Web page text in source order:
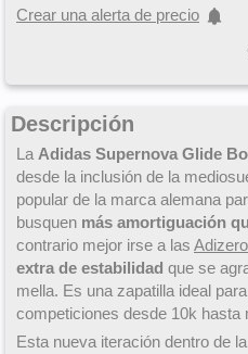
Crear una alerta de precio
Descripción
La Adidas Supernova Glide
desde la inclusión de la
popular de la marca alemana
busquen más amortiguación
contrario mejor irse a las
extra de estabilidad que se
mella. Es una zapatilla ideal
competiciones desde 10k hasta
Esta nueva iteración dentro de